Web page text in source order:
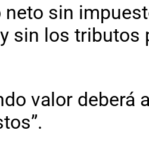
neto sin
sin los tributos
valor deberá